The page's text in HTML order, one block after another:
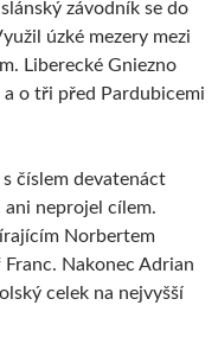
závodník se do
úzké mezery mezi
Liberecké Gniezno
o tři před Pardubicemi
číslem devatenáct
neprojel cílem.
Norbertem
Nakonec Adrian
celek na nejvyšší